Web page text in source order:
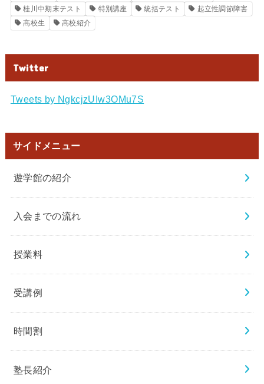
桂川中期末テスト
特別講座 統括テスト
起立性調節障害
高校生
高校紹介
Twitter
Tweets by NgkcjzUIw3OMu7S
サイドメニュー
遊学館の紹介
入会までの流れ
授業料
受講例
時間割
塾長紹介